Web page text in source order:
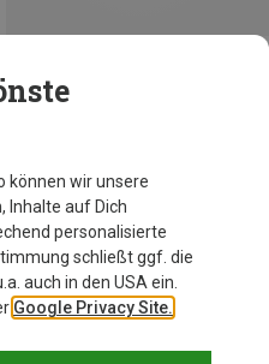
Mountain Equipment
können wir unsere
Inhalte auf Dich
personalisierte
schließt ggf. die
auch in den USA ein.
Google Privacy Site.